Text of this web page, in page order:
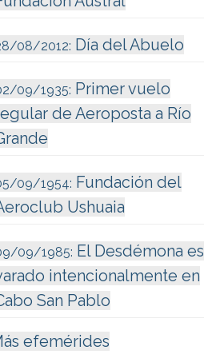
08/2012: Día del Abuelo
09/1935: Primer vuelo
de Aeroposta a Río
09/1954: Fundación del
Ushuaia
09/1985: El Desdémona es
intencionalmente en
San Pablo
efemérides